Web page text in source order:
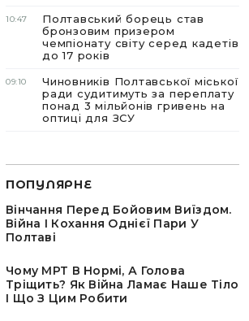
10:47
Полтавський борець став
бронзовим призером
чемпіонату світу серед кадетів
до 17 років
09:10
Чиновників Полтавської міської
ради судитимуть за переплату
понад 3 мільйонів гривень на
оптиці для ЗСУ
ПОПУЛЯРНЕ
Вінчання Перед Бойовим Виїздом.
Війна І Кохання Однієї Пари У
Полтаві
Чому МРТ В Нормі, А Голова
Тріщить? Як Війна Ламає Наше Тіло
І Що З Цим Робити